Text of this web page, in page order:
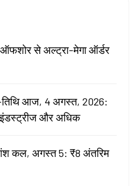
से अल्ट्रा-मेगा ऑर्डर
तिथि आज, 4 अगस्त, 2026:
इंडस्ट्रीज और अधिक
कल, अगस्त 5: ₹8 अंतरिम